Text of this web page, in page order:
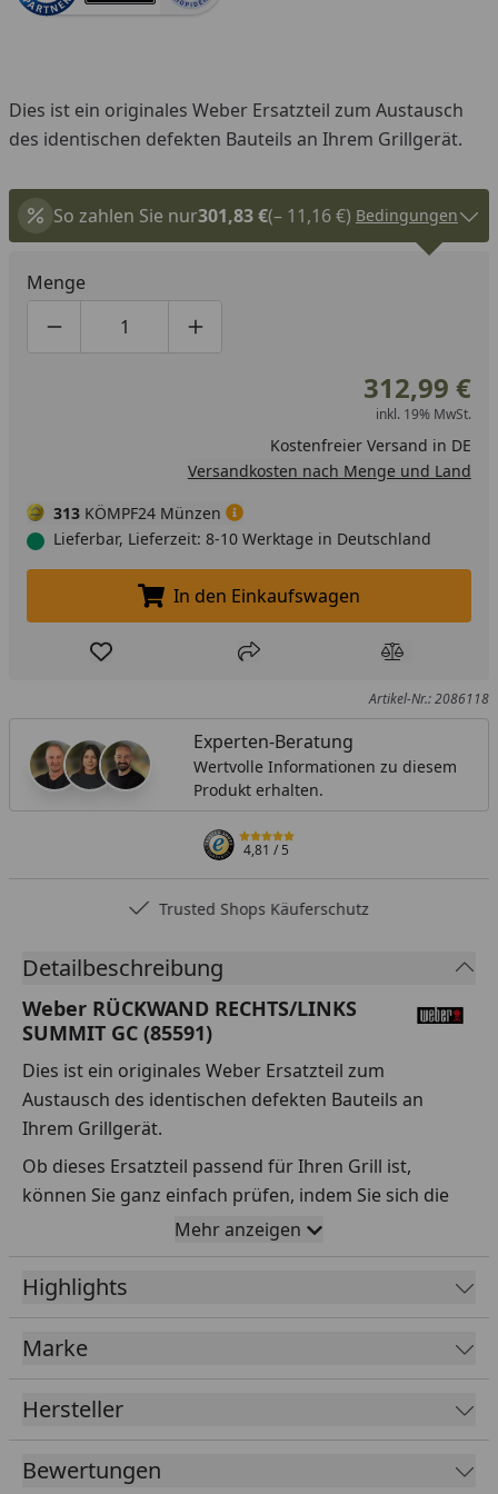
Dies ist ein originales Weber Ersatzteil zum Austausch
des identischen defekten Bauteils an Ihrem Grillgerät.
So zahlen Sie nur301,83 €(– 11,16 €) Bedingungen
Menge
Produktmenge um eins verringern
Produktmenge manuell eingeben
Produktmenge um eins erhöhen
312,99 €
inkl. 19% MwSt.
Kostenfreier Versand in DE
Versandkosten nach Menge und Land
313 KÖMPF24 Münzen
Lieferbar, Lieferzeit: 8-10 Werktage in Deutschland
In den Einkaufswagen legen
In den Einkaufswagen
Produkt zur Wunschliste hinzufügen
Teilen Produkt
Artikel-Nr.: 2086118
Experten-Beratung
Wertvolle Informationen zu diesem
Produkt erhalten.
4,81/ 5
Trusted Shops Käuferschutz
Detailbeschreibung
Weber RÜCKWAND RECHTS/LINKS
SUMMIT GC (85591)
Dies ist ein originales Weber Ersatzteil zum
Austausch des identischen defekten Bauteils an
Ihrem Grillgerät.
Ob dieses Ersatzteil passend für Ihren Grill ist,
können Sie ganz einfach prüfen, indem Sie sich die
Explosionszeichnung Ihres Grills anschauen und dort
das betreffende Teil heraussuchen.
Über die Seriennummer Ihres Grillgeräts kommen Sie
ganz einfach zur passenden Explosionszeichnung.
Geben Sie dafür die Seriennummer
Sollte Ihnen nicht bekannt sein, wo Sie die
Seriennummer finden, klicken Sie bitteHIER.
Mehr anzeigen
Highlights
Marke
Hersteller
Bewertungen